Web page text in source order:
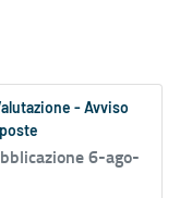
- Avviso
6-ago-